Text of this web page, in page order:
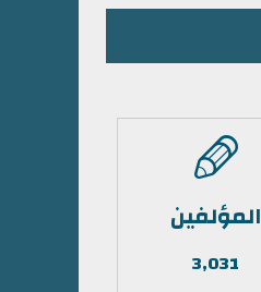
المؤلفين
3,031